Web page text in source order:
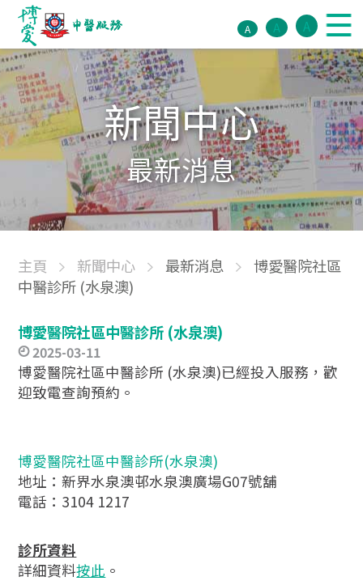
A A A
新聞中心
最新消息
主頁 新聞中心 最新消息
博愛醫院社區
中醫診所 (水泉澳)
博愛醫院社區中醫診所 (水泉澳)
2025-03-11
博愛醫院社區中醫診所 (水泉澳)已經投入服務，歡
迎致電查詢預約。
博愛醫院社區中醫診所(水泉澳)
地址：新界水泉澳邨水泉澳廣場G07號舖
電話：3104 1217
診所資料
詳細資料按此 。